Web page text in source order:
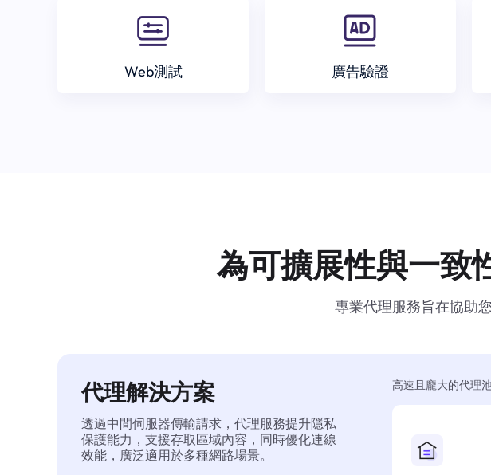
Web測試 廣告驗證
為可擴展性與一致
專業代理服務旨在協助
代理解決方案
透過中間伺服器傳輸請求，代理服務提升隱私
保護能力，支援存取區域內容，同時優化連線
效能，廣泛適用於多種網路場景。
高速且龐大的代理